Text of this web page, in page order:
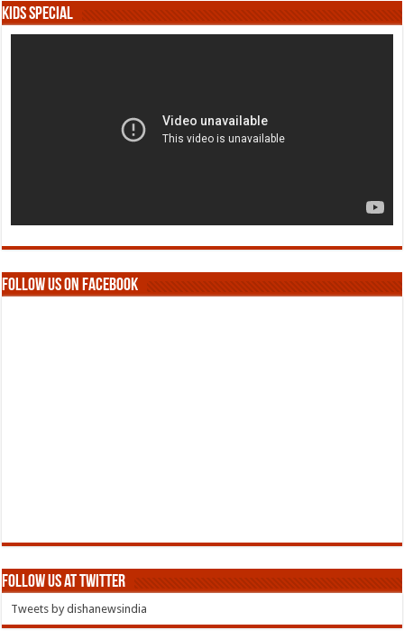
Kids Special
Follow us on Facebook
Follow us at Twitter
Tweets by dishanewsindia